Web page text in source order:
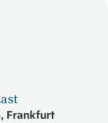
Frankfurt